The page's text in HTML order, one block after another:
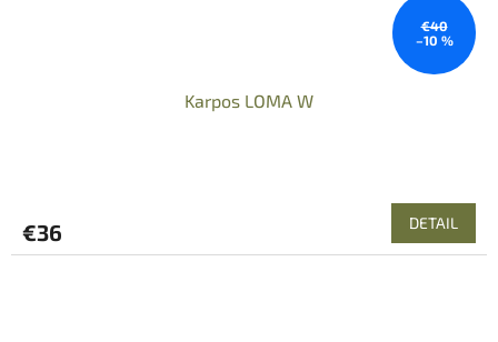
€40
–10 %
Karpos LOMA W
€36 DETAIL